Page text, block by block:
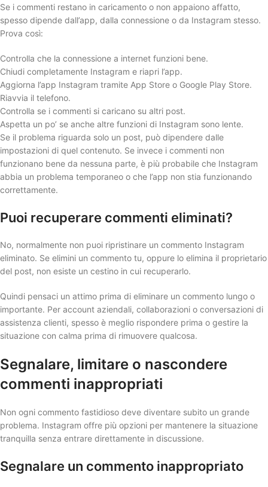
Se i commenti restano in caricamento o non appaiono affatto,
spesso dipende dall’app, dalla connessione o da Instagram stesso.
Prova così:
Controlla che la connessione a internet funzioni bene.
Chiudi completamente Instagram e riapri l’app.
Aggiorna l’app Instagram tramite App Store o Google Play Store.
Riavvia il telefono.
Controlla se i commenti si caricano su altri post.
Aspetta un po’ se anche altre funzioni di Instagram sono lente.
Se il problema riguarda solo un post, può dipendere dalle
impostazioni di quel contenuto. Se invece i commenti non
funzionano bene da nessuna parte, è più probabile che Instagram
abbia un problema temporaneo o che l’app non stia funzionando
correttamente.
Puoi recuperare commenti eliminati?
No, normalmente non puoi ripristinare un commento Instagram
eliminato. Se elimini un commento tu, oppure lo elimina il proprietario
del post, non esiste un cestino in cui recuperarlo.
Quindi pensaci un attimo prima di eliminare un commento lungo o
importante. Per account aziendali, collaborazioni o conversazioni di
assistenza clienti, spesso è meglio rispondere prima o gestire la
situazione con calma prima di rimuovere qualcosa.
Segnalare, limitare o nascondere
commenti inappropriati
Non ogni commento fastidioso deve diventare subito un grande
problema. Instagram offre più opzioni per mantenere la situazione
tranquilla senza entrare direttamente in discussione.
Segnalare un commento inappropriato